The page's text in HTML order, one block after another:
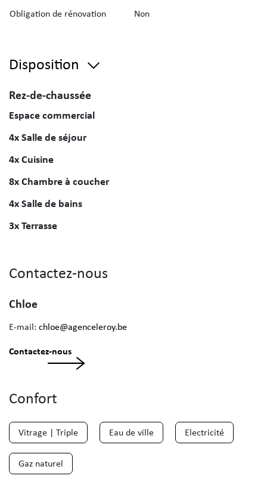
Obligation de rénovation
Non
Disposition
Rez-de-chaussée
Espace commercial
4x Salle de séjour
4x Cuisine
8x Chambre à coucher
4x Salle de bains
3x Terrasse
Contactez-nous
Chloe
E-mail: chloe@agenceleroy.be
Contactez-nous
Confort
Vitrage | Triple Eau de ville Electricité
Gaz naturel